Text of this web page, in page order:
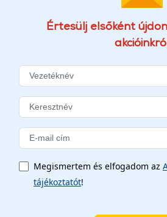
Értesülj elsőként
Megismertem és elfogadom az
tájékoztatót!